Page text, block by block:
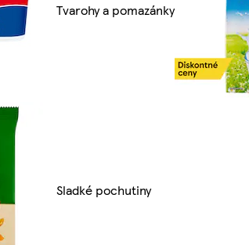
Tvarohy a pomazánky
Sladké pochutiny